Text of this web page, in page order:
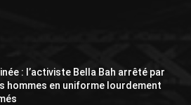
: l’activiste Bella Bah arrêté par
hommes en uniforme lourdement